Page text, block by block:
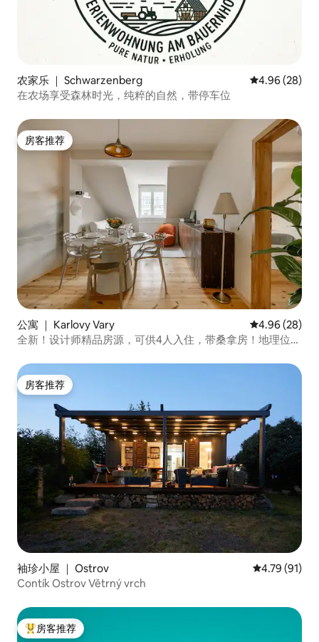
农家乐 ｜ Schwarzenberg 平均评分 4.96
4.96 (28)
在农场享受森林时光，纯粹的自然，带停车位
房客推荐
房客推荐
公寓 ｜ Karlovy Vary 平均评分 4.96
4.96 (28)
全新！设计师精品房源，可供4人入住，带桑拿房！地理位置
房客推荐
房客推荐
袖珍小屋 ｜ Ostrov 平均评分
4.79 (91)
Contík Ostrov Větrný vrch
热门「房客推荐」
房客推荐